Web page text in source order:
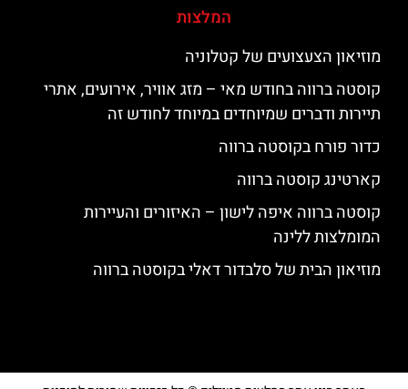
המלצות
מוזיאון הצעצועים של קטלוניה
קוסטה ברווה בחודש מאי – מזג אוויר, אירועים, אתרי
תיירות ודברים שמיוחדים במיוחד לחודש זה
כדור פורח בקוסטה ברווה
קארטינג קוסטה ברווה
קוסטה ברווה איפה לישון – האיזורים והעיירות
המומלצות ללינה
מוזיאון הבית של סלבדור דאלי בקוסטה ברווה